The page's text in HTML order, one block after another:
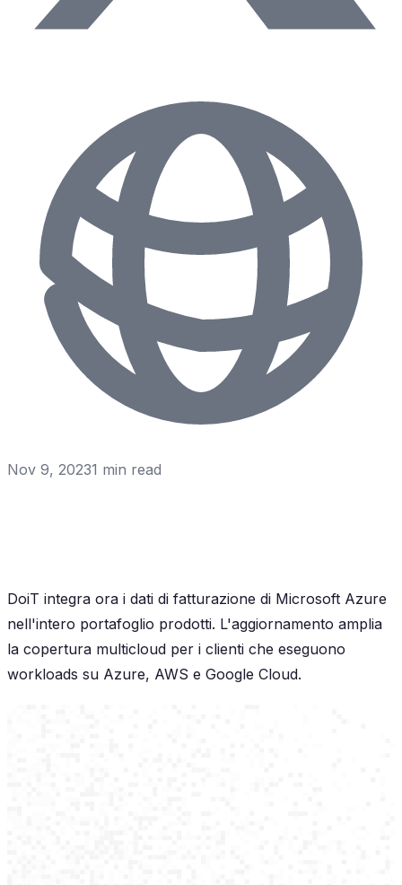
Nov 9, 20231 min read
DoiT integra ora i dati di fatturazione di Microsoft Azure
nell'intero portafoglio prodotti. L'aggiornamento amplia
la copertura multicloud per i clienti che eseguono
workloads su Azure, AWS e Google Cloud.